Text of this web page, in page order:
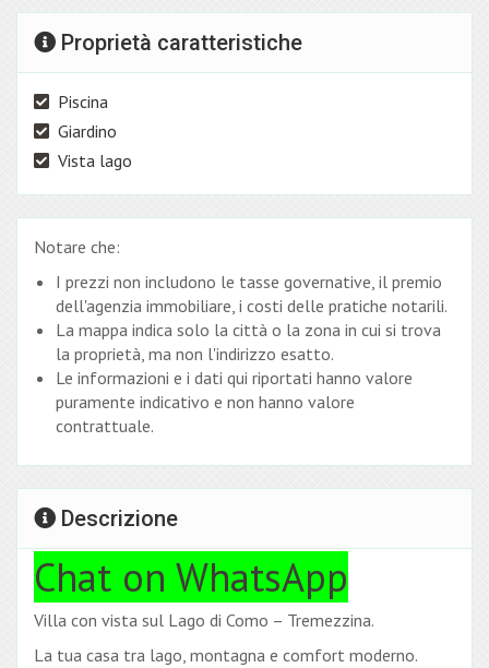
Proprietà caratteristiche
Piscina
Giardino
Vista lago
Notare che:
I prezzi non includono le tasse governative, il premio
dell'agenzia immobiliare, i costi delle pratiche notarili.
La mappa indica solo la città o la zona in cui si trova
la proprietà, ma non l'indirizzo esatto.
Le informazioni e i dati qui riportati hanno valore
puramente indicativo e non hanno valore
contrattuale.
Descrizione
Chat on WhatsApp
Villa con vista sul Lago di Como – Tremezzina.
La tua casa tra lago, montagna e comfort moderno.